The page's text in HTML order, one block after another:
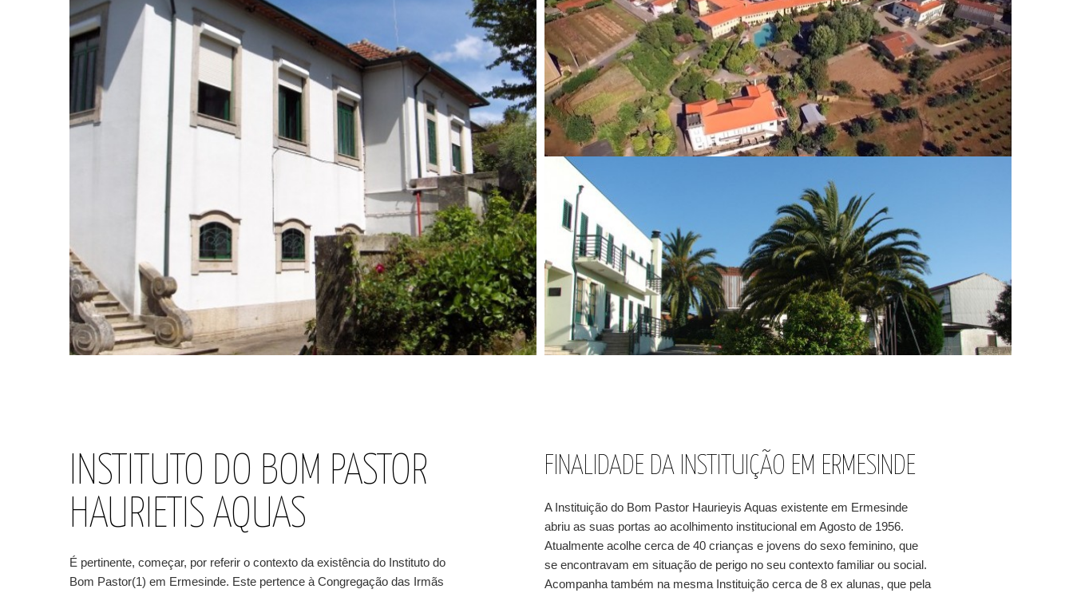
INSTITUTO DO BOM PASTOR
HAURIETIS AQUAS
É pertinente, começar, por referir o contexto da existência do Instituto do
Bom Pastor(1) em Ermesinde. Este pertence à Congregação das Irmãs
FINALIDADE DA INSTITUIÇÃO EM ERMESINDE
A Instituição do Bom Pastor Haurieyis Aquas existente em Ermesinde
abriu as suas portas ao acolhimento institucional em Agosto de 1956.
Atualmente acolhe cerca de 40 crianças e jovens do sexo feminino, que
se encontravam em situação de perigo no seu contexto familiar ou social.
Acompanha também na mesma Instituição cerca de 8 ex alunas, que pela